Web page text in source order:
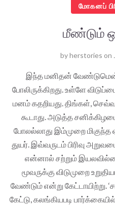
மோகனப்
மீண்டும்
byherstories on
இந்த மனிதன்
போலிருக்கிறது. உள்ளே
மனம் கதறியது. திங்கள்,
கூடாது. அடுத்த
போலல்லாது இம்முறை மிகுந்த
துயர். இவ்வருடம் பிரிவு
என்னால் சற்றும்
மூவருக்கு விடுமுறை
வேண்டும் என்று கேட்டாயிற்று.
கேட்டு, கலங்கியபடி